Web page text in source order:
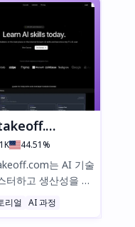
은 당신의 궁극
생물학, 컴퓨터 과학
단계별 안내로 즉시
세요. PDF/이미지를
하고, 교수 평점을 비
, 학업을 수월하게 정
요. 빠르고 스마트한
원하는 학생들에게
선택입니다. 지금 베
을 사용해보세요!
44.51%
는 AI 기술
터하고 생산성을 높
한 최고의 플랫폼입
최고 평점의 코스, 전
리얼 AI 과정